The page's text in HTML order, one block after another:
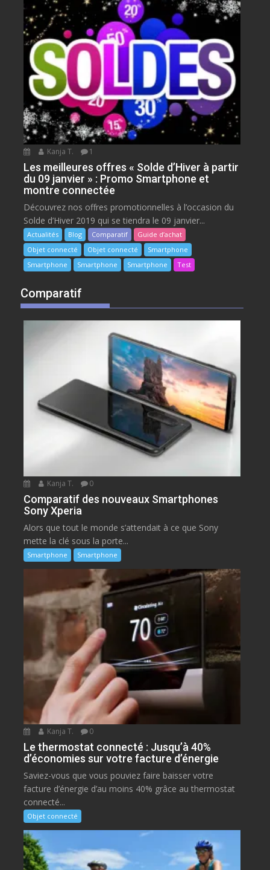
Kanja T. 1
Les meilleures offres « Solde d’Hiver à partir
du 09 janvier » : Promo Smartphone et
montre connectée
Découvrez nos offres promotionnelles à l’occasion du
Solde d’Hiver 2019 qui se tiendra le 09 janvier...
Actualités Blog Comparatif
Guide d’achat
Objet connecté
Objet connecté
Smartphone
Smartphone
Smartphone Smartphone Test
Comparatif
Kanja T. 0
Comparatif des nouveaux Smartphones
Sony Xperia
Alors que tout le monde s’attendait à ce que Sony
mette la clé sous la porte...
Smartphone Smartphone
Kanja T. 0
Le thermostat connecté : Jusqu’à 40%
d’économies sur votre facture d’énergie
Saviez-vous que vous pouviez faire baisser votre
facture d’énergie d’au moins 40% grâce au thermostat
connecté...
Objet connecté